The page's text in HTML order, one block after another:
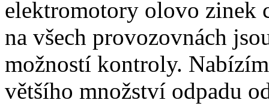
elektromotory olovo zinek
na všech provozovnách
možností kontroly.
většího množství odpadu